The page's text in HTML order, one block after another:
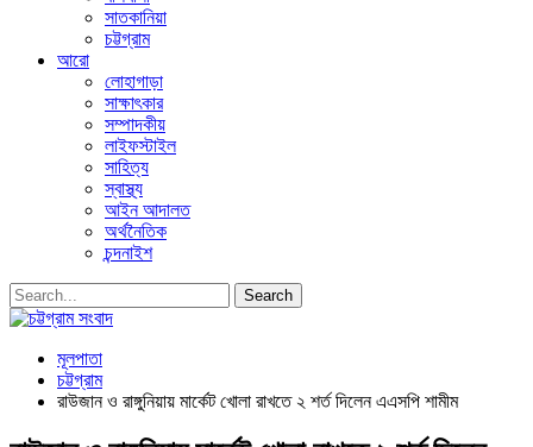
সাতকানিয়া
চট্টগ্রাম
আরো
লোহাগাড়া
সাক্ষাৎকার
সম্পাদকীয়
লাইফস্টাইল
সাহিত্য
স্বাস্থ্য
আইন আদালত
অর্থনৈতিক
চন্দনাইশ
মূলপাতা
চট্টগ্রাম
রাউজান ও রাঙ্গুনিয়ায় মার্কেট খোলা রাখতে ২ শর্ত দিলেন এএসপি শামীম